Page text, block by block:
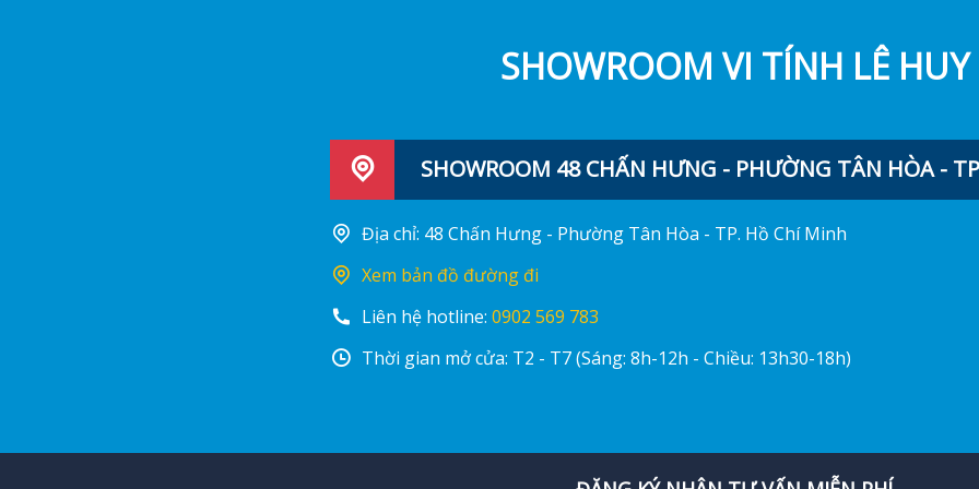
SHOWROOM VI TÍNH LÊ HUY
SHOWROOM 48 CHẤN HƯNG - PHƯỜNG TÂN HÒA -
Địa chỉ: 48 Chấn Hưng - Phường Tân Hòa - TP. Hồ Chí Minh
Xem bản đồ đường đi
Liên hệ hotline: 0902 569 783
Thời gian mở cửa: T2 - T7 (Sáng: 8h-12h - Chiều: 13h30-18h)